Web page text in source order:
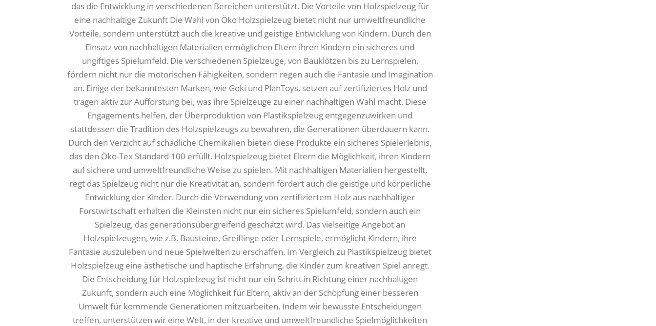
das die Entwicklung in verschiedenen Bereichen unterstützt. Die Vorteile von Holzspielzeug für
eine nachhaltige Zukunft Die Wahl von Öko Holzspielzeug bietet nicht nur umweltfreundliche
Vorteile, sondern unterstützt auch die kreative und geistige Entwicklung von Kindern. Durch den
Einsatz von nachhaltigen Materialien ermöglichen Eltern ihren Kindern ein sicheres und
ungiftiges Spielumfeld. Die verschiedenen Spielzeuge, von Bauklötzen bis zu Lernspielen,
fördern nicht nur die motorischen Fähigkeiten, sondern regen auch die Fantasie und Imagination
an. Einige der bekanntesten Marken, wie Goki und PlanToys, setzen auf zertifiziertes Holz und
tragen aktiv zur Aufforstung bei, was ihre Spielzeuge zu einer nachhaltigen Wahl macht. Diese
Engagements helfen, der Überproduktion von Plastikspielzeug entgegenzuwirken und
stattdessen die Tradition des Holzspielzeugs zu bewahren, die Generationen überdauern kann.
Durch den Verzicht auf schädliche Chemikalien bieten diese Produkte ein sicheres Spielerlebnis,
das den Öko-Tex Standard 100 erfüllt. Holzspielzeug bietet Eltern die Möglichkeit, ihren Kindern
auf sichere und umweltfreundliche Weise zu spielen. Mit nachhaltigen Materialien hergestellt,
regt das Spielzeug nicht nur die Kreativität an, sondern fördert auch die geistige und körperliche
Entwicklung der Kinder. Durch die Verwendung von zertifiziertem Holz aus nachhaltiger
Forstwirtschaft erhalten die Kleinsten nicht nur ein sicheres Spielumfeld, sondern auch ein
Spielzeug, das generationsübergreifend geschätzt wird. Das vielseitige Angebot an
Holzspielzeugen, wie z.B. Bausteine, Greiflinge oder Lernspiele, ermöglicht Kindern, ihre
Fantasie auszuleben und neue Spielwelten zu erschaffen. Im Vergleich zu Plastikspielzeug bietet
Holzspielzeug eine ästhetische und haptische Erfahrung, die Kinder zum kreativen Spiel anregt.
Die Entscheidung für Holzspielzeug ist nicht nur ein Schritt in Richtung einer nachhaltigen
Zukunft, sondern auch eine Möglichkeit für Eltern, aktiv an der Schöpfung einer besseren
Umwelt für kommende Generationen mitzuarbeiten. Indem wir bewusste Entscheidungen
treffen, unterstützen wir eine Welt, in der kreative und umweltfreundliche Spielmöglichkeiten